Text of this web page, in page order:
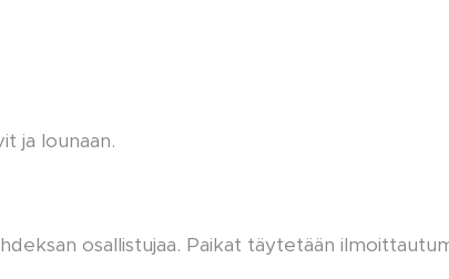
ja lounaan.
osallistujaa. Paikat täytetään